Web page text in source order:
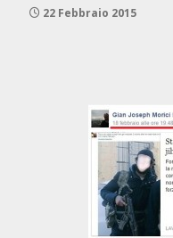
22 Febbraio 2015